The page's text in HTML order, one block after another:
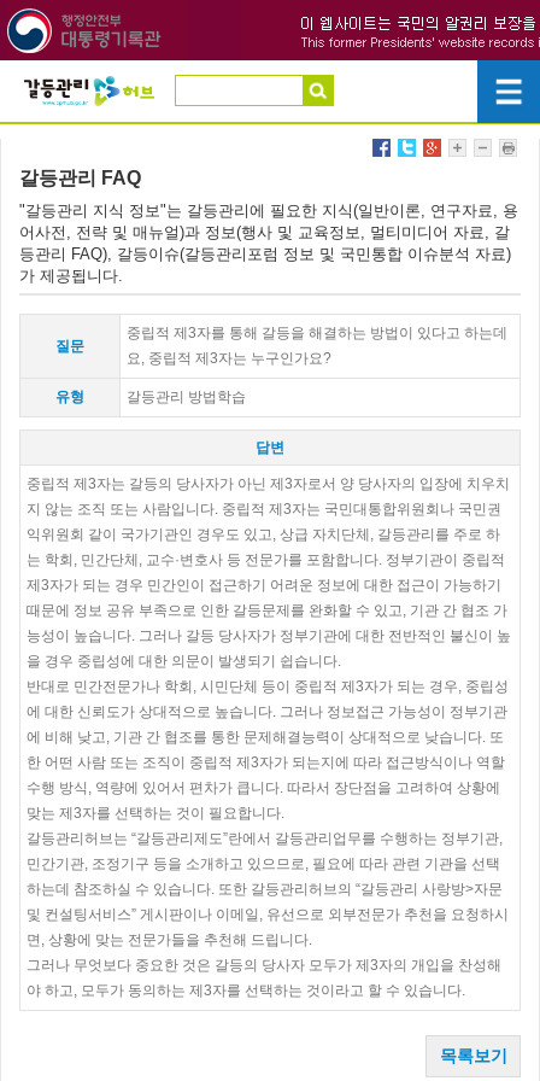
갈등관리 FAQ
"갈등관리 지식 정보"는 갈등관리에 필요한 지식(일반이론, 연구자료, 용
어사전, 전략 및 매뉴얼)과 정보(행사 및 교육정보, 멀티미디어 자료, 갈
등관리 FAQ), 갈등이슈(갈등관리포럼 정보 및 국민통합 이슈분석 자료)
가 제공됩니다.
질문
중립적 제3자를 통해 갈등을 해결하는 방법이 있다고 하는데
요, 중립적 제3자는 누구인가요?
유형 갈등관리 방법학습
답변
중립적 제3자는 갈등의 당사자가 아닌 제3자로서 양 당사자의 입장에 치우치
지 않는 조직 또는 사람입니다. 중립적 제3자는 국민대통합위원회나 국민권
익위원회 같이 국가기관인 경우도 있고, 상급 자치단체, 갈등관리를 주로 하
는 학회, 민간단체, 교수·변호사 등 전문가를 포함합니다. 정부기관이 중립적
제3자가 되는 경우 민간인이 접근하기 어려운 정보에 대한 접근이 가능하기
때문에 정보 공유 부족으로 인한 갈등문제를 완화할 수 있고, 기관 간 협조 가
능성이 높습니다. 그러나 갈등 당사자가 정부기관에 대한 전반적인 불신이 높
을 경우 중립성에 대한 의문이 발생되기 쉽습니다.
반대로 민간전문가나 학회, 시민단체 등이 중립적 제3자가 되는 경우, 중립성
에 대한 신뢰도가 상대적으로 높습니다. 그러나 정보접근 가능성이 정부기관
에 비해 낮고, 기관 간 협조를 통한 문제해결능력이 상대적으로 낮습니다. 또
한 어떤 사람 또는 조직이 중립적 제3자가 되는지에 따라 접근방식이나 역할
수행 방식, 역량에 있어서 편차가 큽니다. 따라서 장단점을 고려하여 상황에
맞는 제3자를 선택하는 것이 필요합니다.
갈등관리허브는 “갈등관리제도”란에서 갈등관리업무를 수행하는 정부기관,
민간기관, 조정기구 등을 소개하고 있으므로, 필요에 따라 관련 기관을 선택
하는데 참조하실 수 있습니다. 또한 갈등관리허브의 “갈등관리 사랑방>자문
및 컨설팅서비스” 게시판이나 이메일, 유선으로 외부전문가 추천을 요청하시
면, 상황에 맞는 전문가들을 추천해 드립니다.
그러나 무엇보다 중요한 것은 갈등의 당사자 모두가 제3자의 개입을 찬성해
야 하고, 모두가 동의하는 제3자를 선택하는 것이라고 할 수 있습니다.
목록보기